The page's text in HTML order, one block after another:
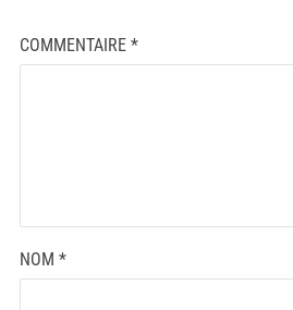
COMMENTAIRE *
NOM *